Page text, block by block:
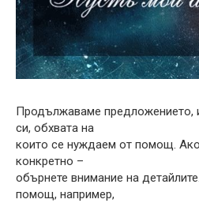
Продължаваме предложението,
си, обхвата на
които се нуждаем от помощ.
конкретно –
обърнете внимание на
помощ, например,